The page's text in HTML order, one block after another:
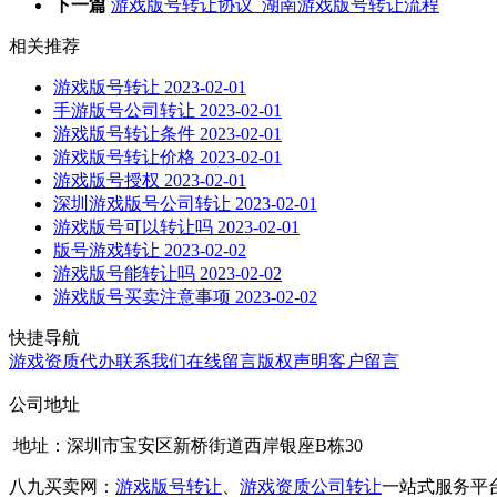
下一篇 游戏版号转让协议_湖南游戏版号转让流程
相关推荐
游戏版号转让 2023-02-01
手游版号公司转让 2023-02-01
游戏版号转让条件 2023-02-01
游戏版号转让价格 2023-02-01
游戏版号授权 2023-02-01
深圳游戏版号公司转让 2023-02-01
游戏版号可以转让吗 2023-02-01
版号游戏转让 2023-02-02
游戏版号能转让吗 2023-02-02
游戏版号买卖注意事项 2023-02-02
快捷导航
游戏资质代办联系我们在线留言版权声明客户留言
公司地址
地址：深圳市宝安区新桥街道西岸银座B栋30
八九买卖网： 游戏版号转让 游戏资质公司转让一站式服务平